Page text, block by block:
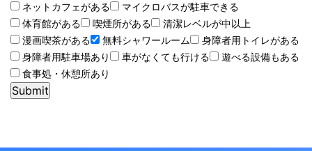
ネットカフェがある
マイクロバスが駐車できる
体育館がある
喫煙所がある
清潔レベルが中以上
漫画喫茶がある
無料シャワールーム
身障者用トイレがある
身障者用駐車場あり
車がなくても行ける
遊べる設備もある
食事処・休憩所あり